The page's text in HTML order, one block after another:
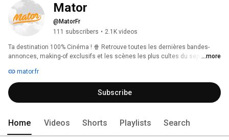
Mator
@MatorFr
111 subscribers • 2.1K videos
Ta destination 100% Cinéma ! 🍿 Retrouve toutes les dernières bandes-
annonces, making-of exclusifs et les scènes les plus cultes du septième
souvenirs de grand écran.
...more
mator.fr
Subscribe
Home Videos Shorts Playlists Search